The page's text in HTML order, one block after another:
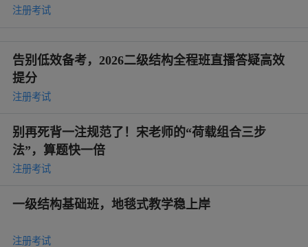
注册考试
告别低效备考，2026二级结构全程班直播答疑高效
提分
注册考试
别再死背一注规范了！宋老师的“荷载组合三步
法”，算题快一倍
注册考试
一级结构基础班，地毯式教学稳上岸
注册考试